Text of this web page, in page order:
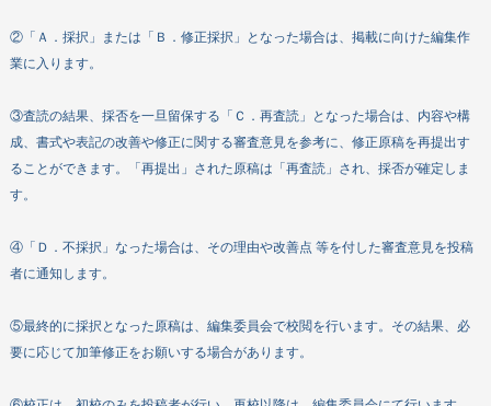
②「Ａ．採択」または「Ｂ．修正採択」となった場合は、掲載に向けた編集作
業に入ります。
③査読の結果、採否を一旦留保する「Ｃ．再査読」となった場合は、内容や構
成、書式や表記の改善や修正に関する審査意見を参考に、修正原稿を再提出す
ることができます。「再提出」された原稿は「再査読」され、採否が確定しま
す。
④「Ｄ．不採択」なった場合は、その理由や改善点 等を付した審査意見を投稿
者に通知します。
⑤最終的に採択となった原稿は、編集委員会で校閲を行います。その結果、必
要に応じて加筆修正をお願いする場合があります。